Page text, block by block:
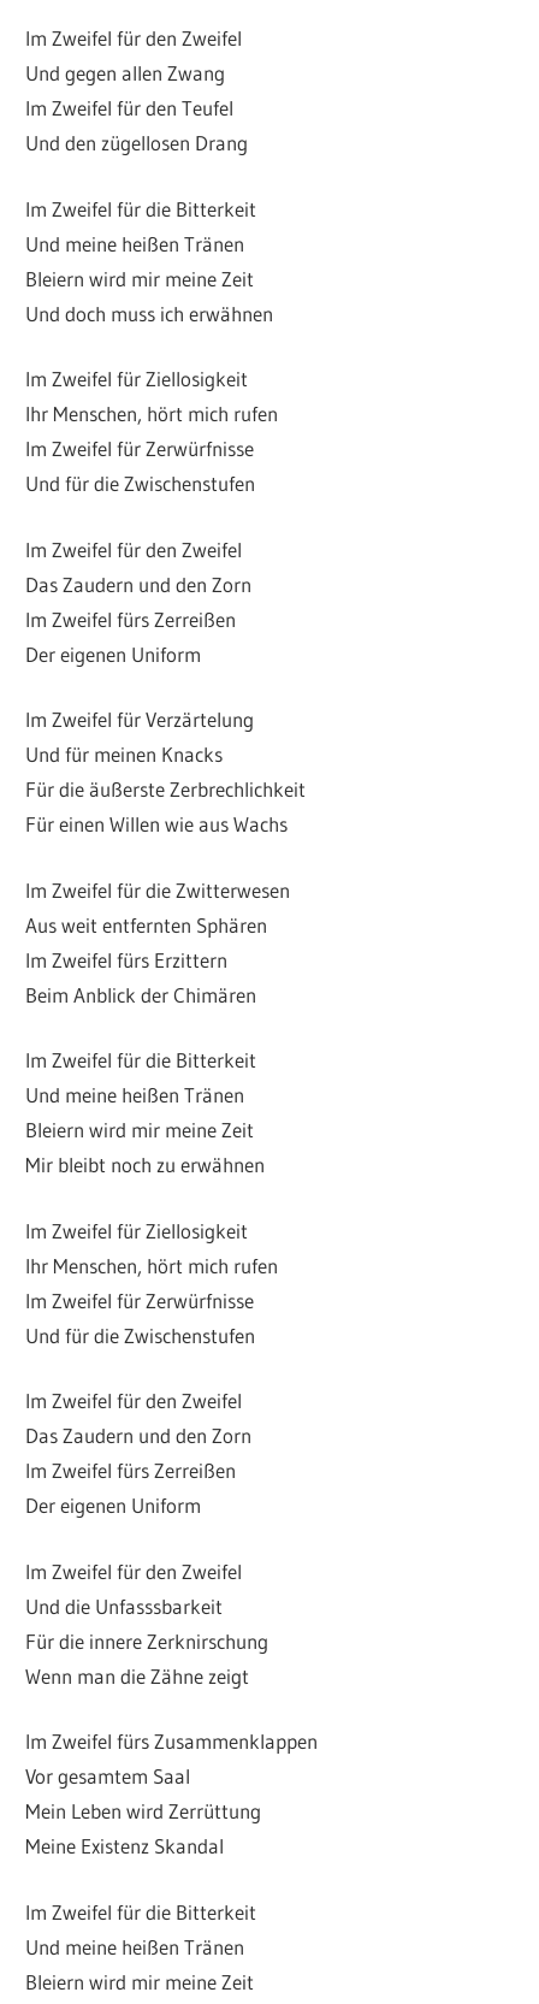
Im Zweifel für den Zweifel
Und gegen allen Zwang
Im Zweifel für den Teufel
Und den zügellosen Drang
Im Zweifel für die Bitterkeit
Und meine heißen Tränen
Bleiern wird mir meine Zeit
Und doch muss ich erwähnen
Im Zweifel für Ziellosigkeit
Ihr Menschen, hört mich rufen
Im Zweifel für Zerwürfnisse
Und für die Zwischenstufen
Im Zweifel für den Zweifel
Das Zaudern und den Zorn
Im Zweifel fürs Zerreißen
Der eigenen Uniform
Im Zweifel für Verzärtelung
Und für meinen Knacks
Für die äußerste Zerbrechlichkeit
Für einen Willen wie aus Wachs
Im Zweifel für die Zwitterwesen
Aus weit entfernten Sphären
Im Zweifel fürs Erzittern
Beim Anblick der Chimären
Im Zweifel für die Bitterkeit
Und meine heißen Tränen
Bleiern wird mir meine Zeit
Mir bleibt noch zu erwähnen
Im Zweifel für Ziellosigkeit
Ihr Menschen, hört mich rufen
Im Zweifel für Zerwürfnisse
Und für die Zwischenstufen
Im Zweifel für den Zweifel
Das Zaudern und den Zorn
Im Zweifel fürs Zerreißen
Der eigenen Uniform
Im Zweifel für den Zweifel
Und die Unfasssbarkeit
Für die innere Zerknirschung
Wenn man die Zähne zeigt
Im Zweifel fürs Zusammenklappen
Vor gesamtem Saal
Mein Leben wird Zerrüttung
Meine Existenz Skandal
Im Zweifel für die Bitterkeit
Und meine heißen Tränen
Bleiern wird mir meine Zeit